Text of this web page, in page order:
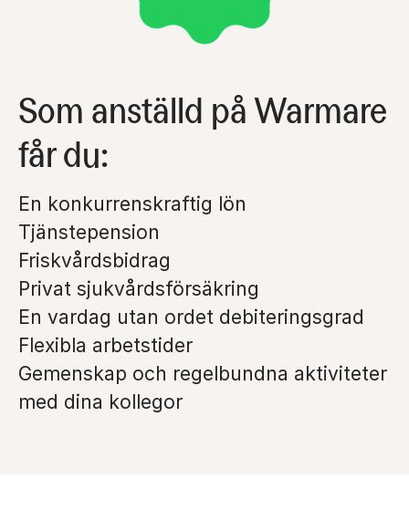
Som anställd på Warmare
får du:
En konkurrenskraftig lön
Tjänstepension
Friskvårdsbidrag
Privat sjukvårdsförsäkring
En vardag utan ordet debiteringsgrad
Flexibla arbetstider
Gemenskap och regelbundna aktiviteter
med dina kollegor